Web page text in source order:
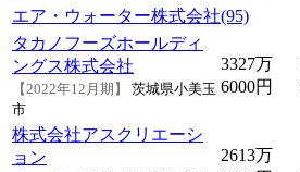
エア・ウォーター株式会社(95)
タカノフーズホールディ
ングス株式会社
【2022年12月期】
茨城県小美玉
市
3327万
6000円
株式会社アスクリエーシ
ョン
2613万